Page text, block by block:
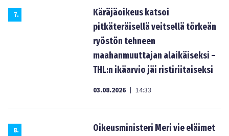
7.
Käräjäoikeus katsoi
pitkäteräisellä veitsellä törkeän
ryöstön tehneen
maahanmuuttajan alaikäiseksi –
THL:n ikäarvio jäi ristiriitaiseksi
03.08.2026 | 14:33
8.
Oikeusministeri Meri vie eläimet